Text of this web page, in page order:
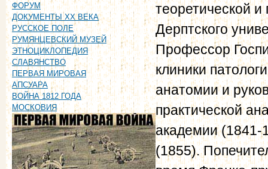
ФОРУМ
ДОКУМЕНТЫ XX ВЕКА
РУССКОЕ ПОЛЕ
РУМЯНЦЕВСКИЙ МУЗЕЙ
ЭТНОЦИКЛОПЕДИЯ
СЛАВЯНСТВО
ПЕРВАЯ МИРОВАЯ
АПСУАРА
ВОЙНА 1812 ГОДА
МОСКОВИЯ
теоретической и
Дерптского
Профессор
клиники
анатомии и
практической
академии (1841-
(1855).